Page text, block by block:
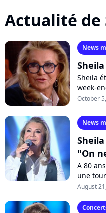
Actualité de
News
Sheila
week-
qui
October
News
"On
A 80
une
August